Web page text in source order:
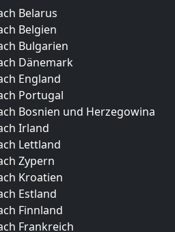
Belarus
Belgien
Bulgarien
Dänemark
England
Portugal
Bosnien und Herzegowina
Irland
Lettland
Zypern
Kroatien
Estland
Finnland
Frankreich